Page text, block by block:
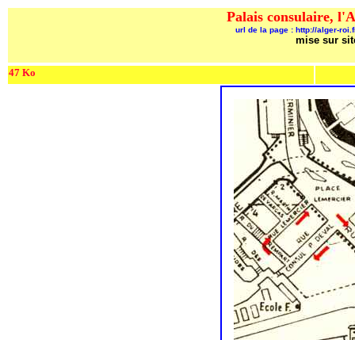
Palais consulaire,
url de la page : http://alger-
mise sur
47 Ko